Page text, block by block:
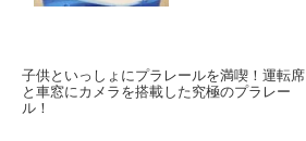
子供といっしょにプラレールを満喫！運転席
と車窓にカメラを搭載した究極のプラレー
ル！